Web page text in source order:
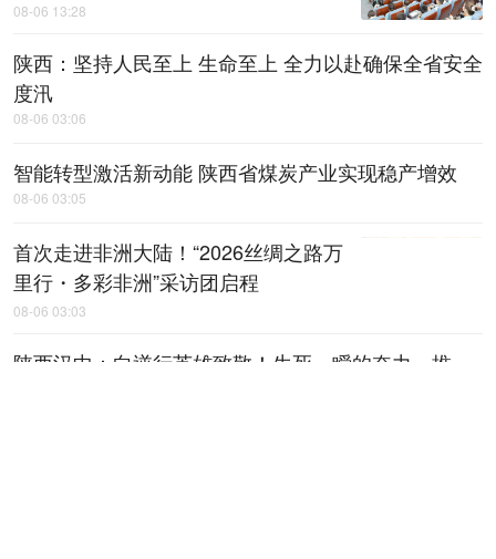
08-06 13:28
陕西：坚持人民至上 生命至上 全力以赴确保全省安全
度汛
08-06 03:06
智能转型激活新动能 陕西省煤炭产业实现稳产增效
08-06 03:05
首次走进非洲大陆！“2026丝绸之路万
里行・多彩非洲”采访团启程
08-06 03:03
陕西汉中：向逆行英雄致敬！生死一瞬的奋力一推